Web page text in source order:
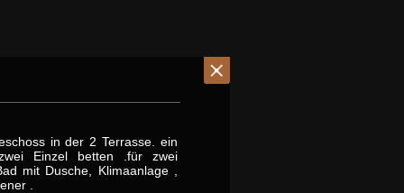
in der 2 Terrasse. ein
Einzel betten .für zwei
mit Dusche, Klimaanlage ,
.